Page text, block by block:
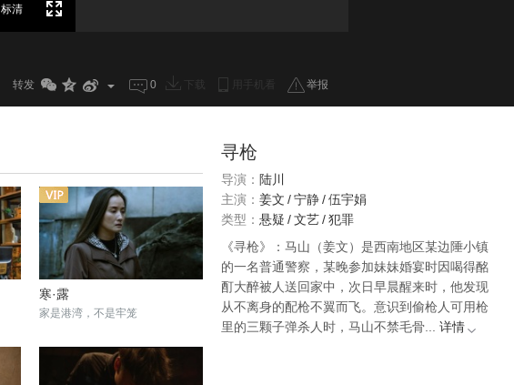
标清
转发 0 举报
寒·露
家是港湾，不是牢笼
寻枪
导演： 陆川
主演： 姜文 /宁静/伍宇娟
类型： 悬疑 /文艺/犯罪
《寻枪》：马山（姜文）是西南地区某边陲小镇
的一名普通警察，某晚参加妹妹婚宴时因喝得酩
酊大醉被人送回家中，次日早晨醒来时，他发现
从不离身的配枪不翼而飞。意识到偷枪人可用枪
里的三颗子弹杀人时，马山不禁毛骨...
详情